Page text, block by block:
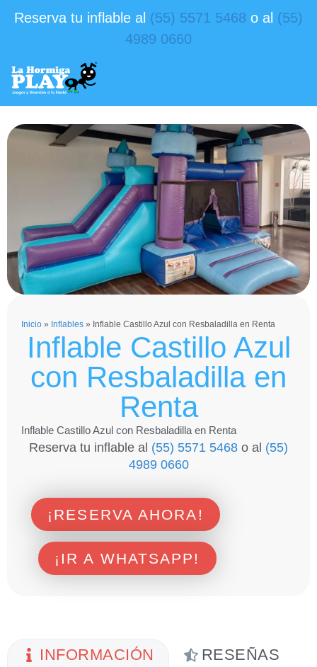
Reserva tu inflable al (55) 5571 5468 o al (55)
4989 0660
Inicio » Inflables » Inflable Castillo Azul con Resbaladilla en Renta
Inflable Castillo Azul
con Resbaladilla en
Renta
Inflable Castillo Azul con Resbaladilla en Renta
Reserva tu inflable al (55) 5571 5468 o al (55)
4989 0660
¡RESERVA AHORA!
¡IR A WHATSAPP!
INFORMACIÓN RESEÑAS